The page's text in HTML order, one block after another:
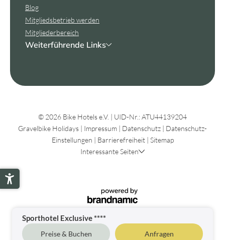
Sporthotel Exclusive ****
Preise & Buchen Anfragen
Blog
Mitgliedsbetrieb werden
Mitgliederbereich
Weiterführende Links
© 2026 Bike Hotels e.V. | UID-Nr.: ATU44139204
Gravelbike Holidays | Impressum | Datenschutz | Datenschutz-
Einstellungen | Barrierefreiheit | Sitemap
Interessante Seiten